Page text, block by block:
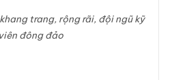
trang, rộng rãi, đội ngũ kỹ
đông đảo